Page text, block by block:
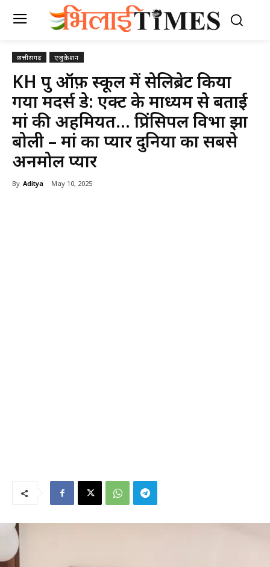
छत्तीसगढ़ एजुकेशन
KH ग्रुप ऑफ़ स्कूल में सेलिब्रेट किया
गया मदर्स डे: एक्ट के माध्यम से बताई
मां की अहमियत… प्रिंसिपल विभा झा
बोली – मां का प्यार दुनिया का सबसे
अनमोल प्यार
By Aditya May 10, 2025